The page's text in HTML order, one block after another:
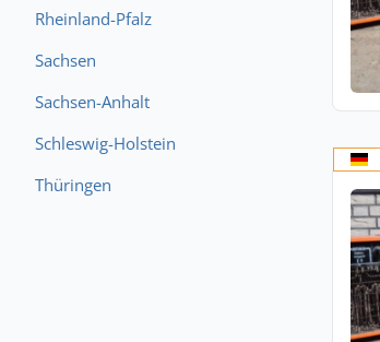
Rheinland-Pfalz
Sachsen
Sachsen-Anhalt
Schleswig-Holstein
Thüringen